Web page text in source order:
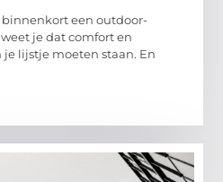
een outdoor-
je dat comfort en
lijstje moeten staan. En